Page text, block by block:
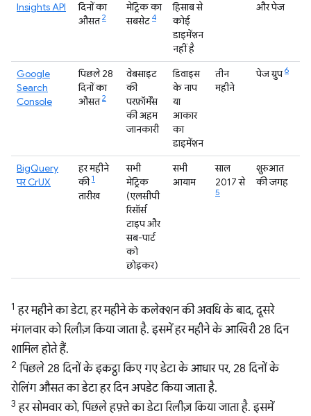
Insights API
दिनों का
औसत2
मेट्रिक का
सबसेट 4
हिसाब से
कोई
डाइमेंशन
नहीं है
और पेज
Google
Search
Console
पिछले 28
दिनों का
औसत2
वेबसाइट
की
परफ़ॉर्मेंस
की अहम
जानकारी
डिवाइस
के नाप
या
आकार
का
डाइमेंशन
तीन
महीने
पेज ग्रुप6
BigQuery
पर CrUX
हर महीने
की1
तारीख
सभी
मेट्रिक
(एलसीपी
रिसॉर्स
टाइप और
सब-पार्ट
को
छोड़कर)
सभी
आयाम
साल
2017 से
5
शुरुआत
की जगह
1 हर महीने का डेटा, हर महीने के कलेक्शन की अवधि के बाद, दूसरे
मंगलवार को रिलीज़ किया जाता है. इसमें हर महीने के आखिरी 28 दिन
शामिल होते हैं.
2 पिछले 28 दिनों के इकट्ठा किए गए डेटा के आधार पर, 28 दिनों के
रोलिंग औसत का डेटा हर दिन अपडेट किया जाता है.
3 हर सोमवार को, पिछले हफ़्ते का डेटा रिलीज़ किया जाता है. इसमें